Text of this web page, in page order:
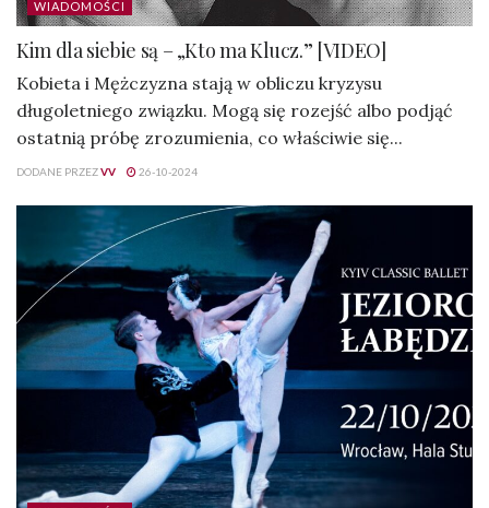
WIADOMOŚCI
Kim dla siebie są – „Kto ma Klucz.” [VIDEO]
Kobieta i Mężczyzna stają w obliczu kryzysu
długoletniego związku. Mogą się rozejść albo podjąć
ostatnią próbę zrozumienia, co właściwie się...
DODANE PRZEZVV 26-10-2024